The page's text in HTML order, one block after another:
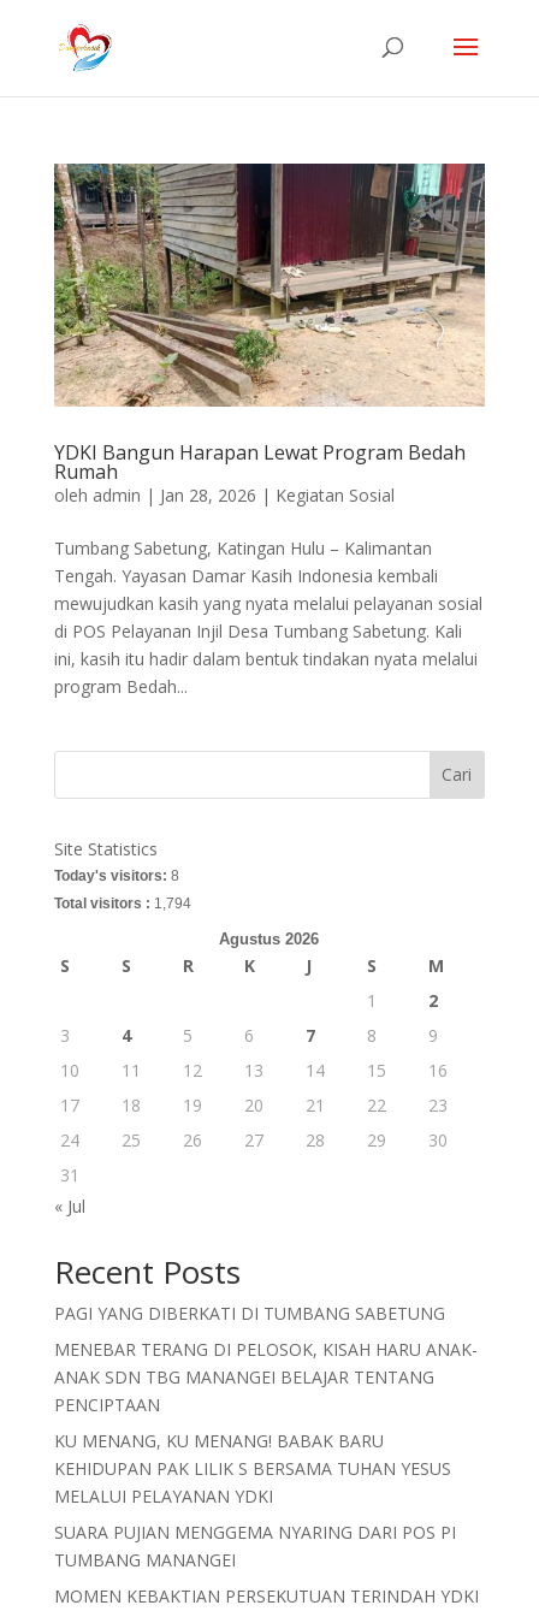
YDKI Bangun Harapan Lewat Program Bedah
Rumah
oleh admin | Jan 28, 2026 | Kegiatan Sosial
Tumbang Sabetung, Katingan Hulu – Kalimantan
Tengah. Yayasan Damar Kasih Indonesia kembali
mewujudkan kasih yang nyata melalui pelayanan sosial
di POS Pelayanan Injil Desa Tumbang Sabetung. Kali
ini, kasih itu hadir dalam bentuk tindakan nyata melalui
program Bedah...
Cari
Site Statistics
Today's visitors: 8
Total visitors : 1,794
Agustus 2026
S S R K J S
M
1
2
3
4 5 6 7 8
9
10
11 12 13 14 15
16
17
18 19 20 21 22
23
24
25 26 27 28 29
30
31
« Jul
Recent Posts
PAGI YANG DIBERKATI DI TUMBANG SABETUNG
MENEBAR TERANG DI PELOSOK, KISAH HARU ANAK-
ANAK SDN TBG MANANGEI BELAJAR TENTANG
PENCIPTAAN
KU MENANG, KU MENANG! BABAK BARU
KEHIDUPAN PAK LILIK S BERSAMA TUHAN YESUS
MELALUI PELAYANAN YDKI
SUARA PUJIAN MENGGEMA NYARING DARI POS PI
TUMBANG MANANGEI
MOMEN KEBAKTIAN PERSEKUTUAN TERINDAH YDKI